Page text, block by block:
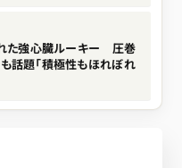
れた強心臓ルーキー 圧巻
話題「積極性もほれぼれ